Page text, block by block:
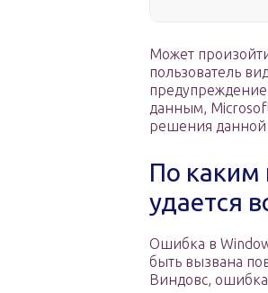
Может
пользователь
данным,
решения
По каким
удается
Ошибка в
быть вызвана
Виндовс,